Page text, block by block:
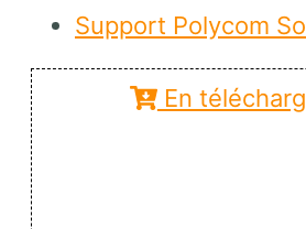
Support Polycom
En